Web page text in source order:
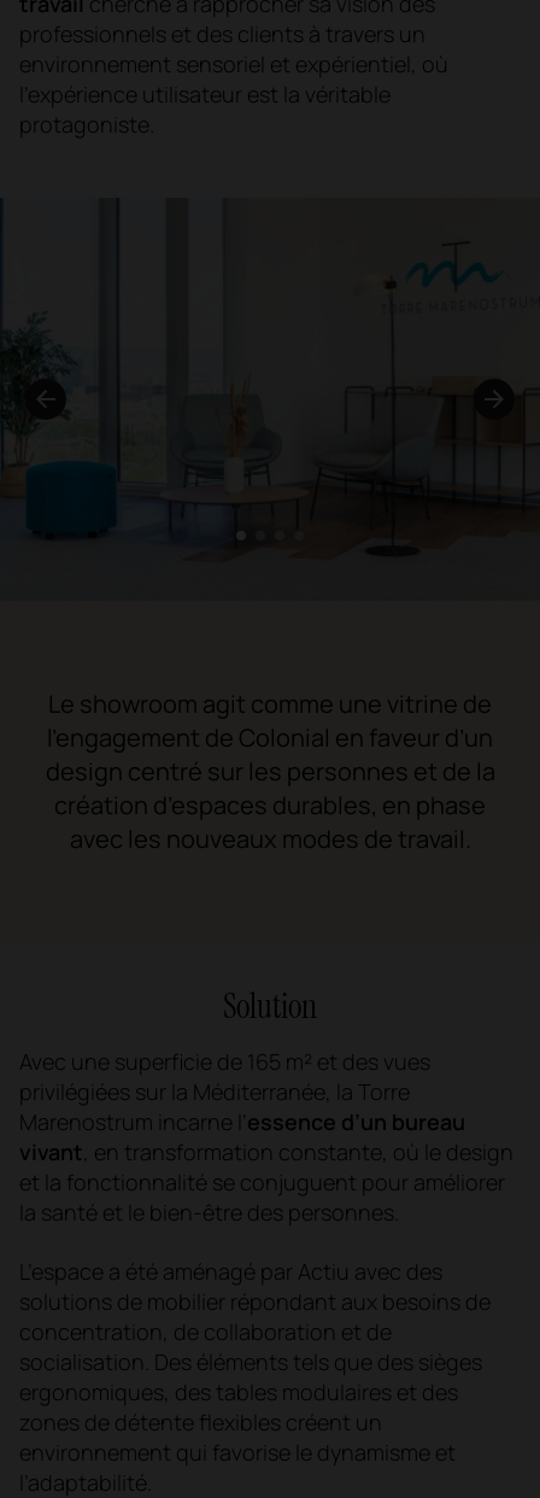
professionnels et des clients à travers un
environnement sensoriel et expérientiel, où
l’expérience utilisateur est la véritable
protagoniste.
Le showroom agit comme une vitrine de
l’engagement de Colonial en faveur d’un
design centré sur les personnes et de la
création d’espaces durables, en phase
avec les nouveaux modes de travail.
Solution
Avec une superficie de 165 m² et des vues
privilégiées sur la Méditerranée, la Torre
Marenostrum incarne l’essence d’un bureau
vivant, en transformation constante, où le design
et la fonctionnalité se conjuguent pour améliorer
la santé et le bien-être des personnes.
L’espace a été aménagé par Actiu avec des
solutions de mobilier répondant aux besoins de
concentration, de collaboration et de
socialisation. Des éléments tels que des sièges
ergonomiques, des tables modulaires et des
zones de détente flexibles créent un
environnement qui favorise le dynamisme et
l’adaptabilité.